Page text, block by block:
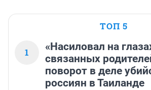
ТОП 5
1
«Насиловал на
связанных
поворот в деле
россиян в Таиланде